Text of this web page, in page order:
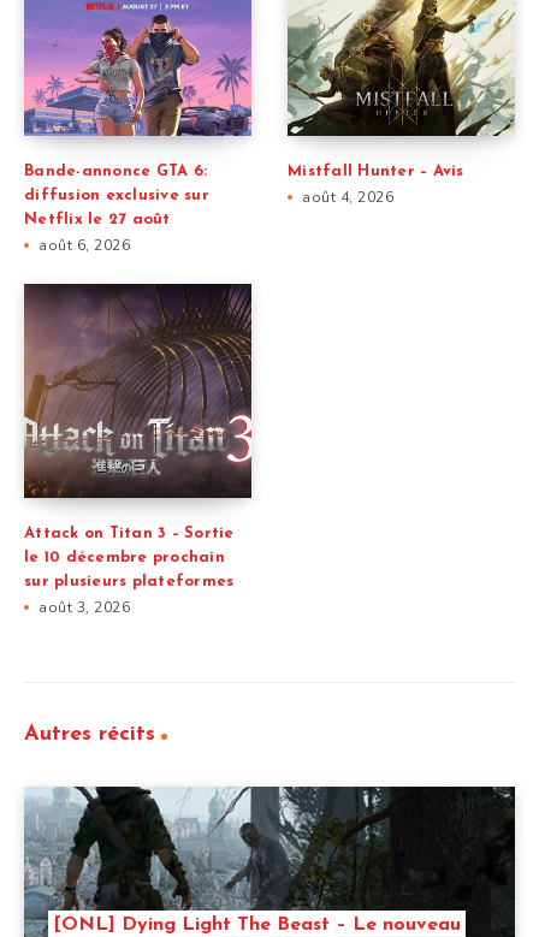
Bande-annonce GTA 6:
diffusion exclusive sur
Netflix le 27 août
août 6, 2026
Mistfall Hunter – Avis
août 4, 2026
Attack on Titan 3 – Sortie
le 10 décembre prochain
sur plusieurs plateformes
août 3, 2026
Autres récits
[ONL] Dying Light The Beast – Le nouveau